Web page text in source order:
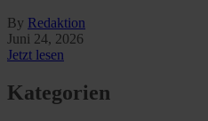
By Redaktion
Juni 24, 2026
Jetzt lesen
Kategorien